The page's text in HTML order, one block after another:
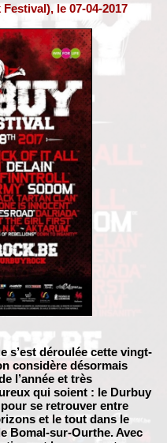
le 07-04-2017
s’est déroulée cette vingt-
considère désormais
l’année et très
qui soient : le Durbuy
se retrouver entre
et le tout dans le
Bomal-sur-Ourthe. Avec